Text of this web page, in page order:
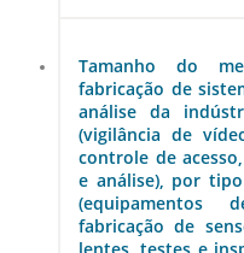
Tamanho do
fabricação de
análise da
(vigilância de
controle de
e análise), por
(equipamentos
fabricação de